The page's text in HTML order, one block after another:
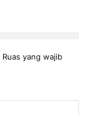
Ruas yang wajib